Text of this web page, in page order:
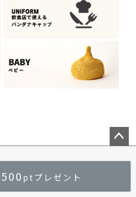
ジト
へ
500 ptプレゼント